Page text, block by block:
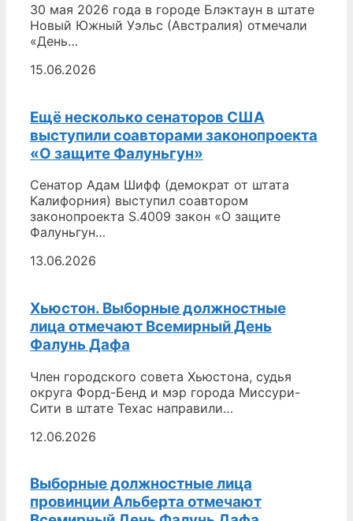
30 мая 2026 года в городе Блэктаун в штате
Новый Южный Уэльс (Австралия) отмечали
«День…
15.06.2026
Ещё несколько сенаторов США
выступили соавторами законопроекта
«О защите Фалуньгун»
Сенатор Адам Шифф (демократ от штата
Калифорния) выступил соавтором
законопроекта S.4009 закон «О защите
Фалуньгун…
13.06.2026
Хьюстон. Выборные должностные
лица отмечают Всемирный День
Фалунь Дафа
Член городского совета Хьюстона, судья
округа Форд-Бенд и мэр города Миссури-
Сити в штате Техас направили…
12.06.2026
Выборные должностные лица
провинции Альберта отмечают